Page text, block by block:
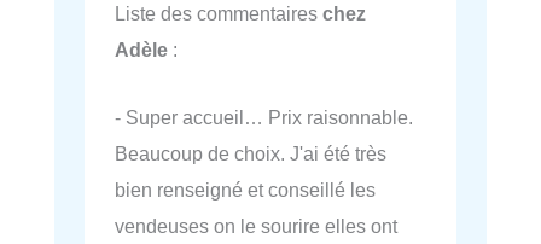
Liste des commentaires chez
Adèle :
- Super accueil… Prix raisonnable.
Beaucoup de choix. J'ai été très
bien renseigné et conseillé les
vendeuses on le sourire elles ont